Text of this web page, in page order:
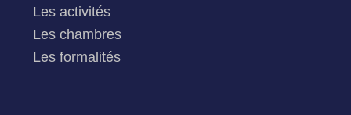
Les activités
Les chambres
Les formalités